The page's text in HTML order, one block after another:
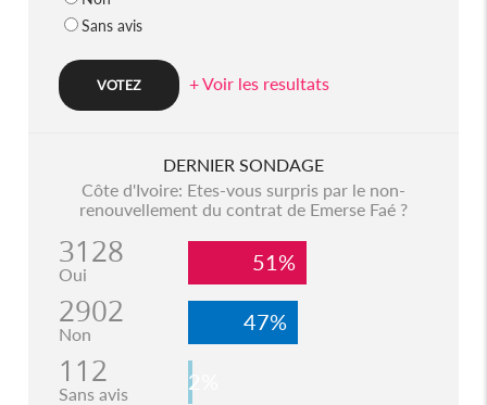
Sans avis
+ Voir les resultats
DERNIER SONDAGE
Côte d'Ivoire: Etes-vous surpris par le non-
renouvellement du contrat de Emerse Faé ?
3128
Oui 51%
2902
Non 47%
112
Sans avis 2%